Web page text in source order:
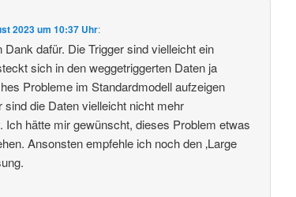
2023 um 10:37 Uhr:
dafür. Die Trigger sind vielleicht ein
sich in den weggetriggerten Daten ja
Probleme im Standardmodell aufzeigen
die Daten vielleicht nicht mehr
Ich hätte mir gewünscht, dieses Problem etwas
Ansonsten empfehle ich noch den ‚Large